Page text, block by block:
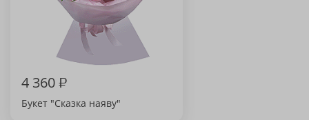
4 360₽
Букет "Сказка наяву"